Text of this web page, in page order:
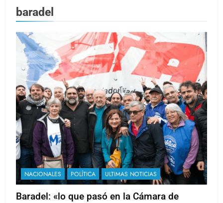
baradel
NACIONALES POLÍTICA ULTIMAS NOTICIAS
Baradel: «lo que pasó en la Cámara de